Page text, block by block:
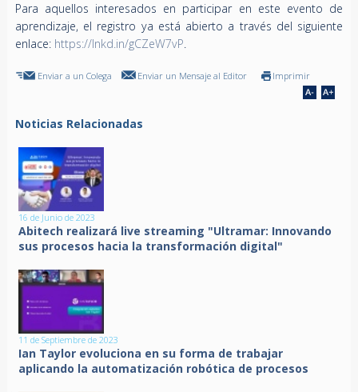
Para aquellos interesados en participar en este evento de
aprendizaje, el registro ya está abierto a través del siguiente
enlace: https://lnkd.in/gCZeW7vP.
Enviar a un Colega Enviar un Mensaje al Editor Imprimir
Noticias Relacionadas
16 de Junio de 2023
Abitech realizará live streaming "Ultramar: Innovando
sus procesos hacia la transformación digital"
11 de Septiembre de 2023
Ian Taylor evoluciona en su forma de trabajar
aplicando la automatización robótica de procesos